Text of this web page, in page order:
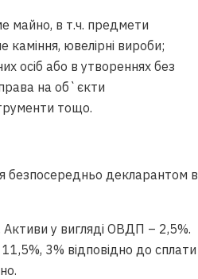
майно, в т.ч. предмети
каміння, ювелірні вироби;
осіб або в утвореннях без
на об`єкти
тощо.
безпосередньо декларантом в
Активи у вигляді ОВДП – 2,5%.
3% відповідно до сплати